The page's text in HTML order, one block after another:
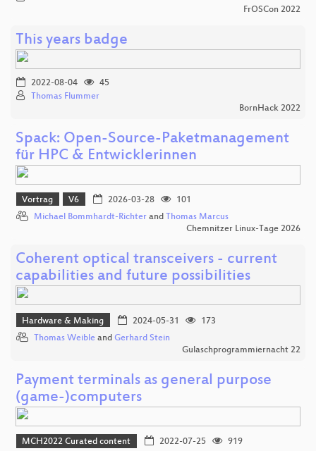
FrOSCon 2022
This years badge
2022-08-04
45
Thomas Flummer
BornHack 2022
Spack: Open-Source-Paketmanagement
für HPC & Entwicklerinnen
Vortrag V6 2026-03-28
101
Michael Bommhardt-Richter and Thomas Marcus
Chemnitzer Linux-Tage 2026
Coherent optical transceivers - current
capabilities and future possibilities
Hardware & Making 2024-05-31
173
Thomas Weible and Gerhard Stein
Gulaschprogrammiernacht 22
Payment terminals as general purpose
(game-)computers
MCH2022 Curated content 2022-07-25
919